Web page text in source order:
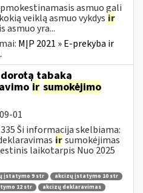
asmuo gali
veiklą asmuo vykdys ir
asmuo yra...
MĮP 2021 » E-prekyba ir
tabaką
ir sumokėjimo
01
Ši informacija skelbiama:
irsumokėjimas
laikotarpis Nuo 2025
įstatymo 9 str
akcizų įstatymo 10 str
12 str
akcizų deklaravimas